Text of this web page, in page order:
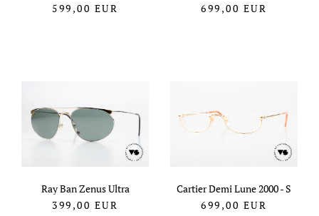
599,00 EUR
699,00 EUR
Ray Ban Zenus Ultra
399,00 EUR
Cartier Demi Lune 2000 - S
699,00 EUR